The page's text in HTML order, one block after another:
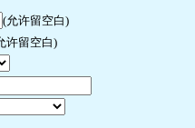
(允许留空白)
许留空白)